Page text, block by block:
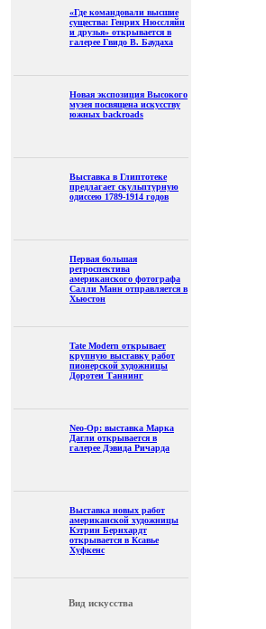
«Где командовали высшие
существа: Генрих Нюссляйн
и друзья» открывается в
галерее Гвидо В. Баудаха
Новая экспозиция Высокого
музея посвящена искусству
южных backroads
Выставка в Глиптотеке
предлагает скульптурную
одиссею 1789-1914 годов
Первая большая
ретроспектива
американского фотографа
Салли Манн отправляется в
Хьюстон
Tate Modern открывает
крупную выставку работ
пионерской художницы
Доротеи Таннинг
Neo-Op: выставка Марка
Дагли открывается в
галерее Дэвида Ричарда
Выставка новых работ
американской художницы
Кэтрин Бернхардт
открывается в Ксавье
Хуфкенс
Вид искусства